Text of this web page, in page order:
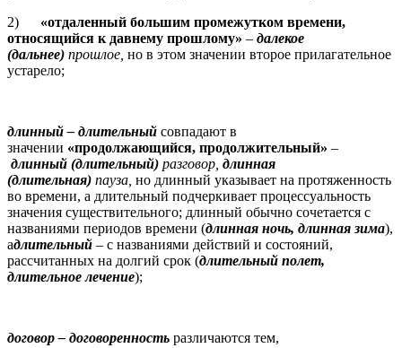
2) «отдаленный большим промежутком времени,
относящийся к давнему прошлому» – далекое
(дальнее) прошлое, но в этом значении второе прилагательное
устарело;
длинный– длительный совпадают в
значении «продолжающийся, продолжительный» –
длинный (длительный) разговор, длинная
(длительная) пауза, но длинный указывает на протяженность
во времени, а длительный подчеркивает процессуальность
значения существительного; длинный обычно сочетается с
названиями периодов времени (длинная ночь, длинная зима),
адлительный – с названиями действий и состояний,
рассчитанных на долгий срок (длительный полет,
длительное лечение);
договор– договоренность различаются тем,